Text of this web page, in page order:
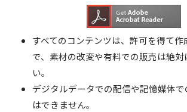
すべてのコンテンツは、許可を得て作
で、素材の改変や有料での販売は絶対
い。
デジタルデータでの配信や記憶媒体
はできません。